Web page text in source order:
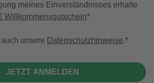
meines Einverständnisses erhalte
Willkommensgutschein*.
unsere Datenschutzhinweise.
JETZT ANMELDEN